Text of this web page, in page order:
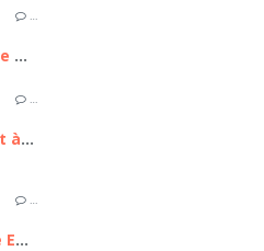
…
L'upcycling : tendance éco-responsable et mode durable
…
Comment être chic et à la mode tout en restant bien au chaud ?
…
Comment fonctionne Euronext et pourquoi cette place boursière compte pour les investisseurs européens